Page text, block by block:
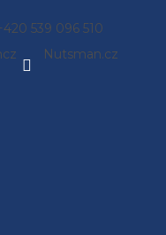
539 096 510
Nutsman.cz